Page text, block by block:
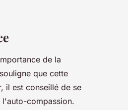
de la
que cette
il est conseillé de se
compassion.